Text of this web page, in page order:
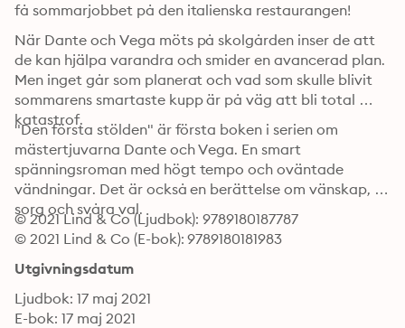
få sommarjobbet på den italienska restaurangen!
När Dante och Vega möts på skolgården inser de att
de kan hjälpa varandra och smider en avancerad plan.
Men inget går som planerat och vad som skulle blivit
sommarens smartaste kupp är på väg att bli total
katastrof.
"Den första stölden" är första boken i serien om
mästertjuvarna Dante och Vega. En smart
spänningsroman med högt tempo och oväntade
vändningar. Det är också en berättelse om vänskap,
sorg och svåra val.
© 2021 Lind & Co (Ljudbok): 9789180187787
© 2021 Lind & Co (E-bok): 9789180181983
Utgivningsdatum
Ljudbok: 17 maj 2021
E-bok: 17 maj 2021